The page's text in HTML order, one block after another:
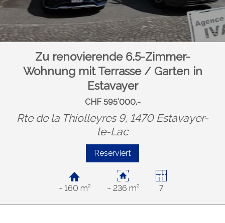
Zu renovierende 6.5-Zimmer-
Wohnung mit Terrasse / Garten in
Estavayer
CHF 595'000.-
Rte de la Thiolleyres 9, 1470 Estavayer-
le-Lac
Reserviert
~ 160 m² ~ 236 m² 7